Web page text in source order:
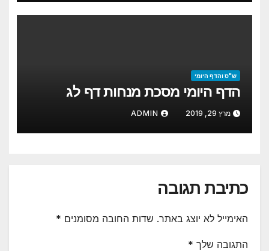
ש"ס והדף היומי
הדף היומי מסכת מנחות דף לג
מרץ 29, 2019 ADMIN
כתיבת תגובה
האימייל לא יוצג באתר. שדות החובה מסומנים *
התגובה שלך *